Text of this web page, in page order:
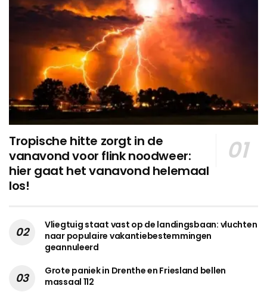
Tropische hitte zorgt in de
vanavond voor flink noodweer:
hier gaat het vanavond helemaal
los!
Vliegtuig staat vast op de landingsbaan: vluchten
naar populaire vakantiebestemmingen
geannuleerd
Grote paniek in Drenthe en Friesland bellen
massaal 112